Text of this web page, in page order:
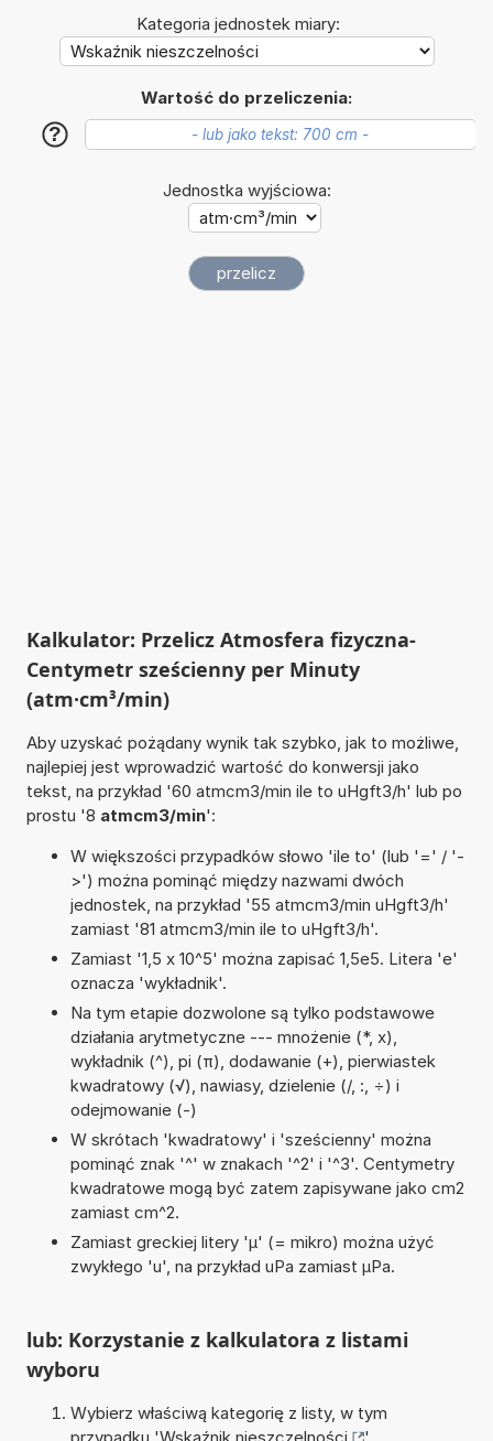
Kategoria jednostek miary:
Wartość do przeliczenia:
?
Jednostka wyjściowa:
Kalkulator: Przelicz Atmosfera fizyczna-
Centymetr sześcienny per Minuty
(atm·cm³/min)
Aby uzyskać pożądany wynik tak szybko, jak to możliwe,
najlepiej jest wprowadzić wartość do konwersji jako
tekst, na przykład '60 atmcm3/min ile to uHgft3/h' lub po
prostu '8 atmcm3/min':
W większości przypadków słowo 'ile to' (lub '=' / '-
>') można pominąć między nazwami dwóch
jednostek, na przykład '55 atmcm3/min uHgft3/h'
zamiast '81 atmcm3/min ile to uHgft3/h'.
Zamiast '1,5 x 10^5' można zapisać 1,5e5. Litera 'e'
oznacza 'wykładnik'.
Na tym etapie dozwolone są tylko podstawowe
działania arytmetyczne --- mnożenie (*, x),
wykładnik (^), pi (π), dodawanie (+), pierwiastek
kwadratowy (√), nawiasy, dzielenie (/, :, ÷) i
odejmowanie (-)
W skrótach 'kwadratowy' i 'sześcienny' można
pominąć znak '^' w znakach '^2' i '^3'. Centymetry
kwadratowe mogą być zatem zapisywane jako cm2
zamiast cm^2.
Zamiast greckiej litery 'µ' (= mikro) można użyć
zwykłego 'u', na przykład uPa zamiast µPa.
lub: Korzystanie z kalkulatora z listami
wyboru
Wybierz właściwą kategorię z listy, w tym
przypadku 'Wskaźnik nieszczelności
'.